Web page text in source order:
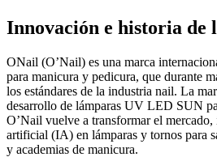
Innovación e historia de
ONail (O’Nail) es una marca
para manicura y pedicura, que durante
los estándares de la industria nail. La
desarrollo de lámparas UV LED SUN
O’Nail vuelve a transformar el
artificial (IA) en lámparas y tornos para
y academias de manicura.